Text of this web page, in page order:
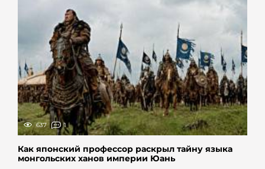
637 1
Как японский профессор раскрыл тайну языка
монгольских ханов империи Юань